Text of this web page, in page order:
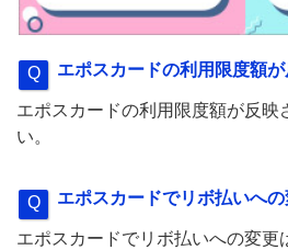
エポスカードの利用限度額
エポスカードの利用限度額が反映
い。
エポスカードでリボ払いへ
エポスカードでリボ払いへの変更